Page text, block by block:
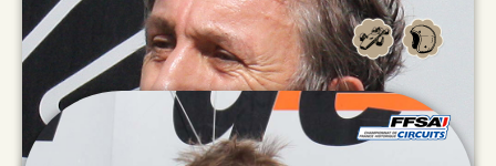
BernardBONDURAND